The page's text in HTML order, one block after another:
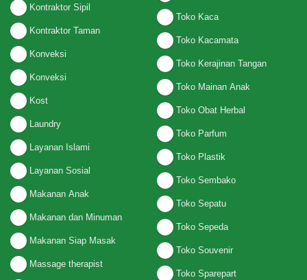
Kontraktor Sipil
Kontraktor Taman
Konveksi
Konveksi
Kost
Laundry
Layanan Islami
Layanan Sosial
Makanan Anak
Makanan dan Minuman
Makanan Siap Masak
Massage therapist
Toko Kaca
Toko Kacamata
Toko Kerajinan Tangan
Toko Mainan Anak
Toko Obat Herbal
Toko Parfum
Toko Plastik
Toko Sembako
Toko Sepatu
Toko Sepeda
Toko Souvenir
Toko Sparepart